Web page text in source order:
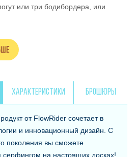
или три бодибордера, или
ХАРАКТЕРИСТИКИ БРОШЮРЫ
от FlowRider сочетает в
и инновационный дизайн. С
поколения вы сможете
на настоящих досках!